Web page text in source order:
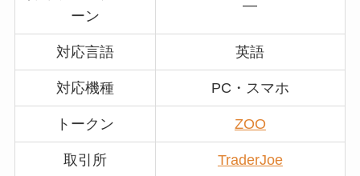
ーン
—
対応言語 英語
対応機種 PC・スマホ
トークン ZOO
取引所 TraderJoe